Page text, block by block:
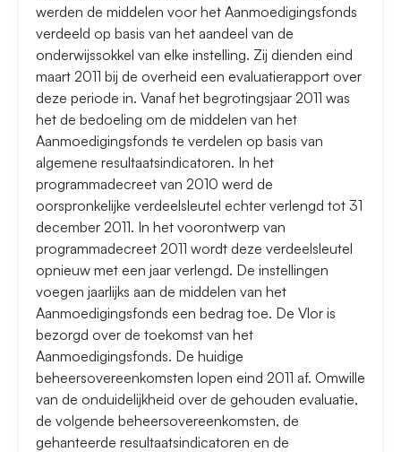
werden de middelen voor het Aanmoedigingsfonds
verdeeld op basis van het aandeel van de
onderwijssokkel van elke instelling. Zij dienden eind
maart 2011 bij de overheid een evaluatierapport over
deze periode in. Vanaf het begrotingsjaar 2011 was
het de bedoeling om de middelen van het
Aanmoedigingsfonds te verdelen op basis van
algemene resultaatsindicatoren. In het
programmadecreet van 2010 werd de
oorspronkelijke verdeelsleutel echter verlengd tot 31
december 2011. In het voorontwerp van
programmadecreet 2011 wordt deze verdeelsleutel
opnieuw met een jaar verlengd. De instellingen
voegen jaarlijks aan de middelen van het
Aanmoedigingsfonds een bedrag toe. De Vlor is
bezorgd over de toekomst van het
Aanmoedigingsfonds. De huidige
beheersovereenkomsten lopen eind 2011 af. Omwille
van de onduidelijkheid over de gehouden evaluatie,
de volgende beheersovereenkomsten, de
gehanteerde resultaatsindicatoren en de